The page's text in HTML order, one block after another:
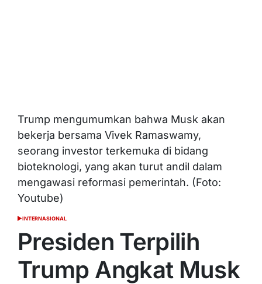
Trump mengumumkan bahwa Musk akan
bekerja bersama Vivek Ramaswamy,
seorang investor terkemuka di bidang
bioteknologi, yang akan turut andil dalam
mengawasi reformasi pemerintah. (Foto:
Youtube)
POSTED
INTERNASIONAL
Presiden Terpilih
Trump Angkat Musk